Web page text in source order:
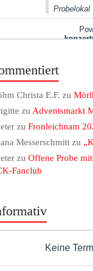
Christa E.F. zu
zuAdventsmarkt
zuFronleichnam
Messerschmitt zu
zuOffene Probe
Fanclub